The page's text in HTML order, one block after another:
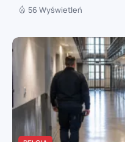
56 Wyświetleń